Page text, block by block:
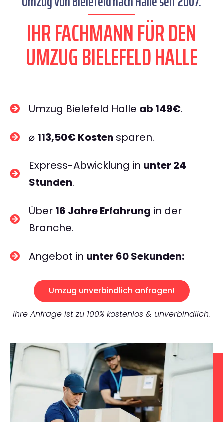
IHR FACHMANN FÜR DEN
UMZUG BIELEFELD HALLE
Umzug Bielefeld Halle ab 149€.
⌀ 113,50€ Kosten sparen.
Express-Abwicklung in unter 24
Stunden.
Über 16 Jahre Erfahrung in der
Branche.
Angebot in unter 60 Sekunden:
Umzug unverbindlich anfragen!
Ihre Anfrage ist zu 100% kostenlos & unverbindlich.